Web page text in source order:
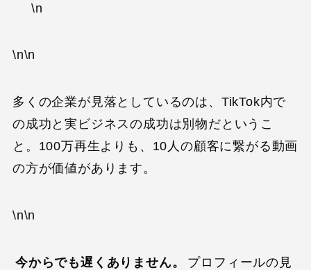
\n
\n\n
多くの企業が見落としているのは、TikTok内で
の成功と実ビジネスの成功は別物だというこ
と。100万再生よりも、10人の顧客に繋がる動画
の方が価値があります。
\n\n
今からでも遅くありません。
プロフィールの見